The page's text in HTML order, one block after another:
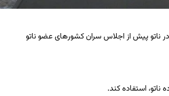
ناتو پیش از اجلاس سران کشورهای عضو ناتو
استفاده کند.